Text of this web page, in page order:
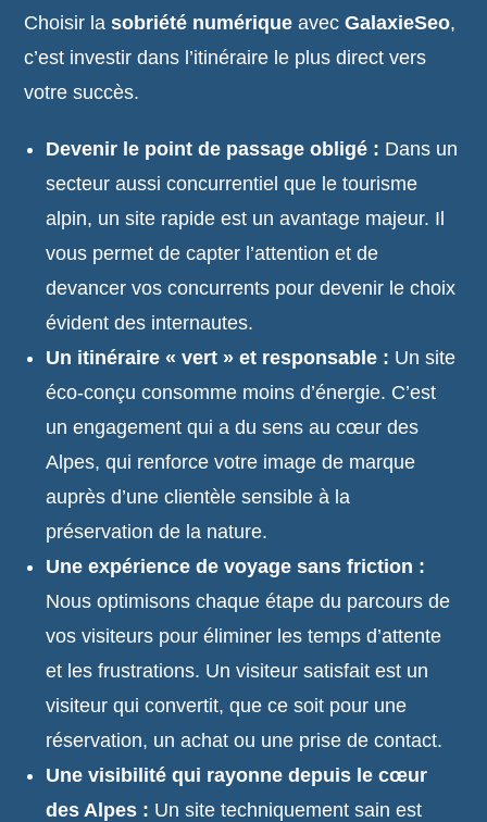
Choisir lasobriété numérique avecGalaxieSeo,
c’est investir dans l’itinéraire le plus direct vers
votre succès.
Devenir le point de passage obligé : Dans un
secteur aussi concurrentiel que le tourisme
alpin, un site rapide est un avantage majeur. Il
vous permet de capter l’attention et de
devancer vos concurrents pour devenir le choix
évident des internautes.
Un itinéraire « vert » et responsable : Un site
éco-conçu consomme moins d’énergie. C’est
un engagement qui a du sens au cœur des
Alpes, qui renforce votre image de marque
auprès d’une clientèle sensible à la
préservation de la nature.
Une expérience de voyage sans friction :
Nous optimisons chaque étape du parcours de
vos visiteurs pour éliminer les temps d’attente
et les frustrations. Un visiteur satisfait est un
visiteur qui convertit, que ce soit pour une
réservation, un achat ou une prise de contact.
Une visibilité qui rayonne depuis le cœur
des Alpes : Un site techniquement sain est